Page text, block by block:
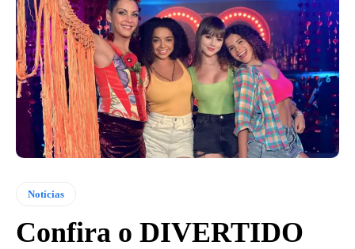
Notícias
Confira o DIVERTIDO